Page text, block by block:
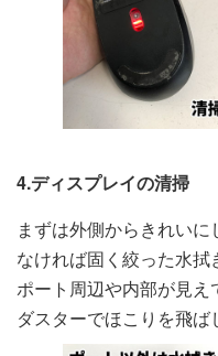
4.ディスプレイの清掃
まずは外側からきれい
なければ固く絞った水拭
ポート周辺や内部が見
ダスターでほこりを飛ば